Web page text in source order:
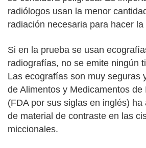
radiólogos usan la menor
radiación necesaria para hacer la
Si en la prueba se usan
radiografías, no se emite ningún
Las ecografías son muy seguras
de Alimentos y Medicamentos de
(FDA por sus siglas en inglés) ha
de material de contraste en las
miccionales.